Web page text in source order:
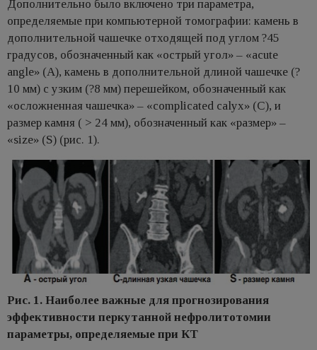
Дополнительно было включено три параметра,
определяемые при компьютерной томографии: камень в
дополнительной чашечке отходящей под углом ?45
градусов, обозначенный как «острый угол» – «acute
angle» (A), камень в дополнительной длиной чашечке (?
10 мм) с узким (?8 мм) перешейком, обозначенный как
«осложненная чашечка» – «complicated calyx» (C), и
размер камня ( > 24 мм), обозначенный как «размер» –
«size» (S) (рис. 1).
Рис. 1. Наиболее важные для прогнозирования
эффективности перкутанной нефролитотомии
параметры, определяемые при КТ